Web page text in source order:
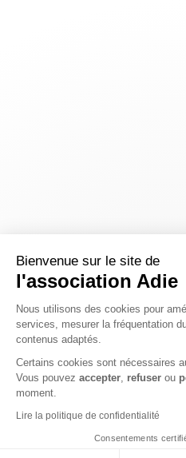
Bienvenue sur le site de
l'association Adie
Nous utilisons des cookies pour
services, mesurer la fréquentation
contenus adaptés.
Certains cookies sont nécessaires
Vous pouvez accepter refuser ou
moment.
Lire la politique de confidentialité
Consentements
Axeptio